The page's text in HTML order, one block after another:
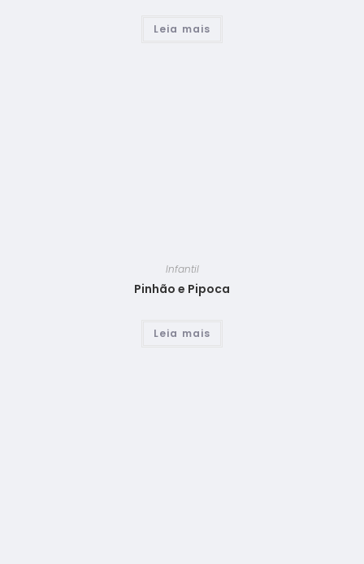
Leia mais
Infantil
Pinhão e Pipoca
Leia mais